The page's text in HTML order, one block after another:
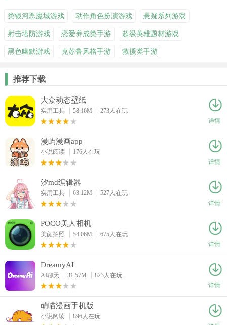
类银河恶魔城游戏 动作角色扮演游戏 悬疑系列游戏
射击塔防游戏 恋爱养成类手游 超级英雄题材游戏
黑色幽默游戏 克苏鲁风格手游 救援类手游
推荐下载
大众动态壁纸
实用工具 58.16M
273人在玩
详情
漫屿漫画app
小说阅读
176人在玩
详情
汐md编辑器
实用工具 63.12M
527人在玩
详情
POCO美人相机
美颜拍照 54.06M
675人在玩
详情
DreamyAI
AI聊天 31.57M
823人在玩
详情
萌喵漫画手机版
小说阅读
896人在玩